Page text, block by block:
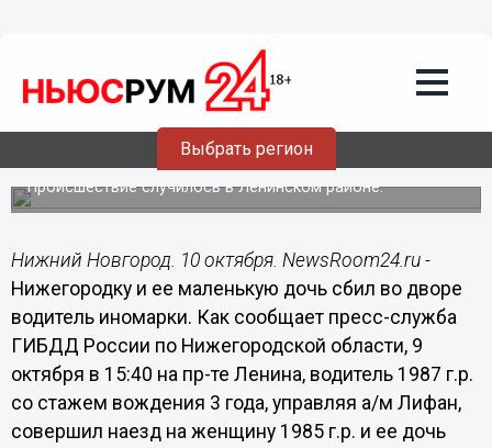
Выбрать регион
10.10.201409:51
Нижегородку и ее маленькую дочь
сбил во дворе водитель иномарки
Происшествие случилось в Ленинском районе.
Нижний Новгород. 10 октября. NewsRoom24.ru -
Нижегородку и ее маленькую дочь сбил во дворе
водитель иномарки. Как сообщает пресс-служба
ГИБДД России по Нижегородской области, 9
октября в 15:40 на пр-те Ленина, водитель 1987 г.р.
со стажем вождения 3 года, управляя а/м Лифан,
совершил наезд на женщину 1985 г.р. и ее дочь